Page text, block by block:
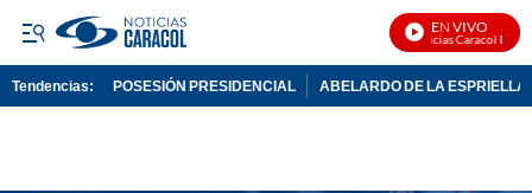
EN VIVO
Noticias Caracol En Vivo
Tendencias: POSESIÓN PRESIDENCIAL ABELARDO DE LA ESPRIELLA